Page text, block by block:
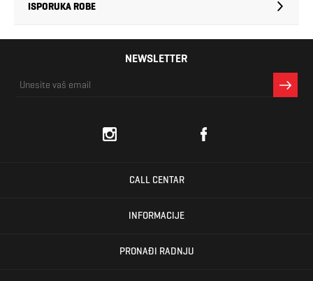
ISPORUKA ROBE
NEWSLETTER
CALL CENTAR
INFORMACIJE
PRONAĐI RADNJU